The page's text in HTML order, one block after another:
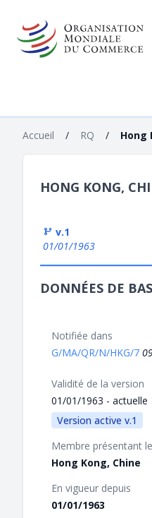
Accueil / RQ / Hong
HONG KONG,
v.1
01/01/1963
DONNÉES DE
Notifiée dans
G/MA/QR/N/HKG/7
Validité de la version
01/01/1963 - actuelle
Version active v.1
Membre présentant
Hong Kong, Chine
En vigueur depuis
01/01/1963